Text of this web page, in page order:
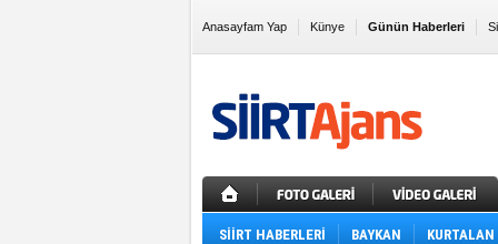
Anasayfam Yap Künye Günün Haberleri
Sık Kullanılanlara Ekle
SİİRT HABERLERİ BAYKAN KURTALAN